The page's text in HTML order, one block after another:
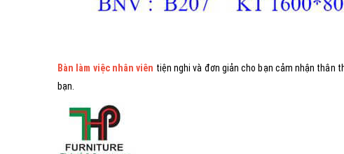
Bàn làm việc nhân viên tiện nghi và đơn giản cho bạn cảm nhận thân
bạn.